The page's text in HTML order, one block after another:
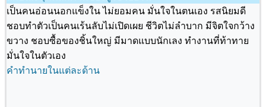
เป็นคนอ่อนนอกแข็งใน ไม่ยอมคน มั่นใจในตนเอง รสนิยมดี
ชอบทำตัวเป็นคนเร้นลับไม่เปิดเผย ชีวิตไม่ลำบาก มีจิตใจกว้าง
ขวาง ชอบซื้อของชิ้นใหญ่ มีมาดแบบนักเลง ทำงานที่ท้าทาย
มั่นใจในตัวเอง
คำทำนายในแต่ละด้าน